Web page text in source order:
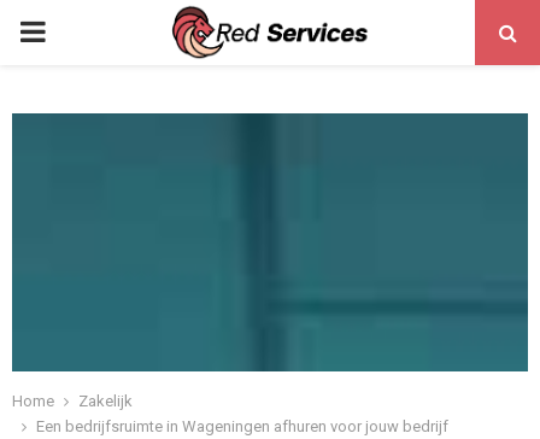
PRIMARY
Home
Zakelijk
Een bedrijfsruimte in Wageningen afhuren voor jouw bedrijf